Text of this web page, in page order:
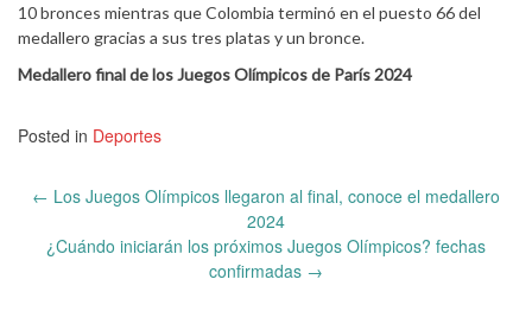
10 bronces mientras que Colombia terminó en el puesto 66 del
medallero gracias a sus tres platas y un bronce.
Medallero final de los Juegos Olímpicos de París 2024
Posted in Deportes
Post
← Los Juegos Olímpicos llegaron al final, conoce el medallero
2024
¿Cuándo iniciarán los próximos Juegos Olímpicos? fechas
confirmadas →